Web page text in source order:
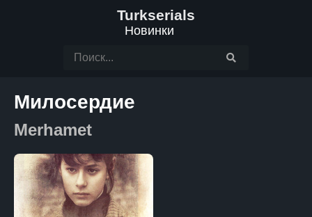
Turkserials
Новинки
Милосердие
Merhamet